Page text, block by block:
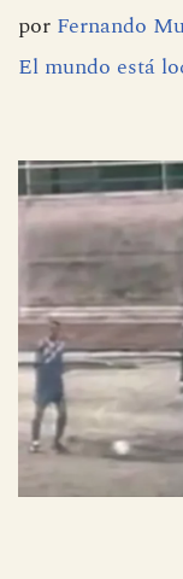
por Fernando
El mundo está